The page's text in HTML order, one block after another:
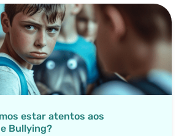
estar atentos aos
Bullying?